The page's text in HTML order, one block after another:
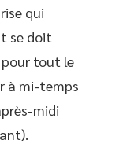
qui
se doit
tout le
à mi-temps
midi